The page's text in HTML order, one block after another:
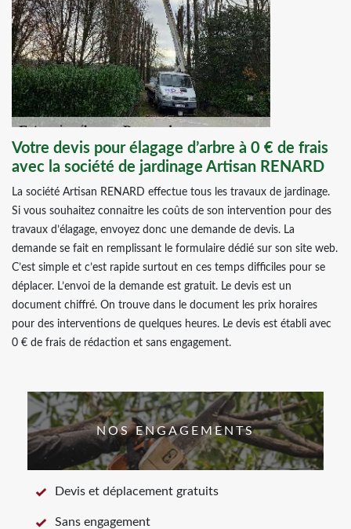
Votre devis pour élagage d’arbre à 0 € de frais
avec la société de jardinage Artisan RENARD
La société Artisan RENARD effectue tous les travaux de jardinage.
Si vous souhaitez connaitre les coûts de son intervention pour des
travaux d’élagage, envoyez donc une demande de devis. La
demande se fait en remplissant le formulaire dédié sur son site web.
C’est simple et c’est rapide surtout en ces temps difficiles pour se
déplacer. L’envoi de la demande est gratuit. Le devis est un
document chiffré. On trouve dans le document les prix horaires
pour des interventions de quelques heures. Le devis est établi avec
0 € de frais de rédaction et sans engagement.
NOS ENGAGEMENTS
Devis et déplacement gratuits
Sans engagement